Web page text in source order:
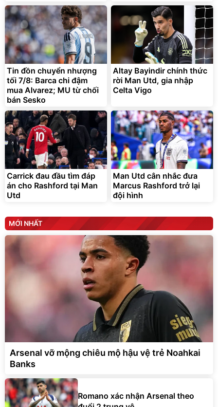
Tin đồn chuyển nhượng
tối 7/8: Barca chi đậm
mua Alvarez; MU từ chối
bán Sesko
Altay Bayindir chính thức
rời Man Utd, gia nhập
Celta Vigo
Carrick đau đầu tìm đáp
án cho Rashford tại Man
Utd
Man Utd cân nhắc đưa
Marcus Rashford trở lại
đội hình
MỚI NHẤT
Arsenal vỡ mộng chiêu mộ hậu vệ trẻ Noahkai
Banks
Romano xác nhận Arsenal theo